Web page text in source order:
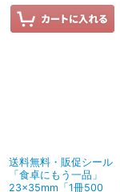
送料無料・販促シール
「食卓にもう一品」
23×35mm「1冊500